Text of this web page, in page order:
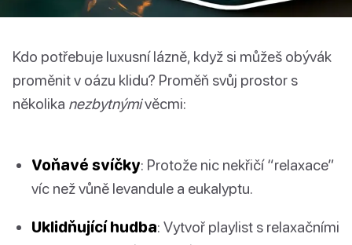
Kdo potřebuje luxusní lázně, když si můžeš obývák
proměnit v oázu klidu? Proměň svůj prostor s
několika nezbytnýmivěcmi:
Voňavé svíčky: Protože nic nekřičí “relaxace”
víc než vůně levandule a eukalyptu.
Uklidňující hudba: Vytvoř playlist s relaxačními